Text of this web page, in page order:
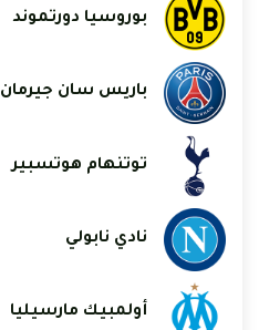
بوروسيا دورتموند
باريس سان جيرمان
توتنهام هوتسبير
نادي نابولي
أولمبيك مارسيليا